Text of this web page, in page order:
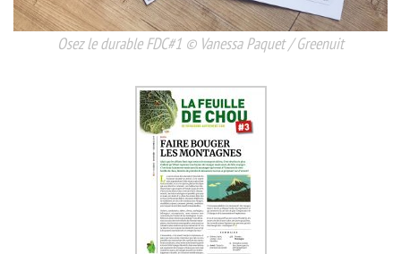
Osez le durable FDC#1 © Vanessa Paquet / Greenuit